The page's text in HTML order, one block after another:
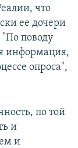
что
ее дочери
поводу
информация,
опроса",
по той
и
и